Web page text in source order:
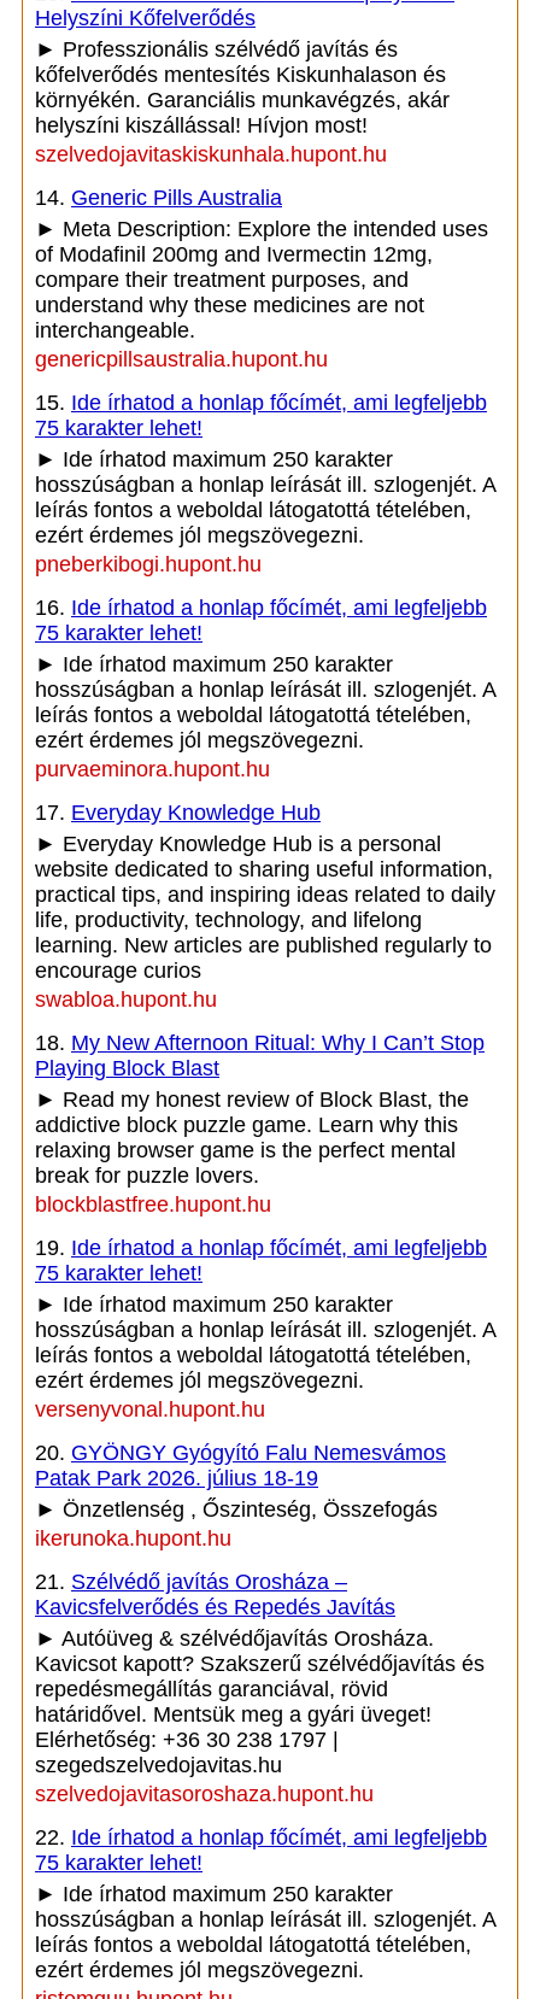
Helyszíni Kőfelverődés
► Professzionális szélvédő javítás és
kőfelverődés mentesítés Kiskunhalason és
környékén. Garanciális munkavégzés, akár
helyszíni kiszállással! Hívjon most!
szelvedojavitaskiskunhala.hupont.hu
14. Generic Pills Australia
► Meta Description: Explore the intended uses
of Modafinil 200mg and Ivermectin 12mg,
compare their treatment purposes, and
understand why these medicines are not
interchangeable.
genericpillsaustralia.hupont.hu
15. Ide írhatod a honlap főcímét, ami legfeljebb
75 karakter lehet!
► Ide írhatod maximum 250 karakter
hosszúságban a honlap leírását ill. szlogenjét. A
leírás fontos a weboldal látogatottá tételében,
ezért érdemes jól megszövegezni.
pneberkibogi.hupont.hu
16. Ide írhatod a honlap főcímét, ami legfeljebb
75 karakter lehet!
► Ide írhatod maximum 250 karakter
hosszúságban a honlap leírását ill. szlogenjét. A
leírás fontos a weboldal látogatottá tételében,
ezért érdemes jól megszövegezni.
purvaeminora.hupont.hu
17. Everyday Knowledge Hub
► Everyday Knowledge Hub is a personal
website dedicated to sharing useful information,
practical tips, and inspiring ideas related to daily
life, productivity, technology, and lifelong
learning. New articles are published regularly to
encourage curios
swabloa.hupont.hu
18. My New Afternoon Ritual: Why I Can’t Stop
Playing Block Blast
► Read my honest review of Block Blast, the
addictive block puzzle game. Learn why this
relaxing browser game is the perfect mental
break for puzzle lovers.
blockblastfree.hupont.hu
19. Ide írhatod a honlap főcímét, ami legfeljebb
75 karakter lehet!
► Ide írhatod maximum 250 karakter
hosszúságban a honlap leírását ill. szlogenjét. A
leírás fontos a weboldal látogatottá tételében,
ezért érdemes jól megszövegezni.
versenyvonal.hupont.hu
20. GYÖNGY Gyógyító Falu Nemesvámos
Patak Park 2026. július 18-19
► Önzetlenség , Őszinteség, Összefogás
ikerunoka.hupont.hu
21. Szélvédő javítás Orosháza –
Kavicsfelverődés és Repedés Javítás
► Autóüveg & szélvédőjavítás Orosháza.
Kavicsot kapott? Szakszerű szélvédőjavítás és
repedésmegállítás garanciával, rövid
határidővel. Mentsük meg a gyári üveget!
Elérhetőség: +36 30 238 1797 |
szegedszelvedojavitas.hu
szelvedojavitasoroshaza.hupont.hu
22. Ide írhatod a honlap főcímét, ami legfeljebb
75 karakter lehet!
► Ide írhatod maximum 250 karakter
hosszúságban a honlap leírását ill. szlogenjét. A
leírás fontos a weboldal látogatottá tételében,
ezért érdemes jól megszövegezni.